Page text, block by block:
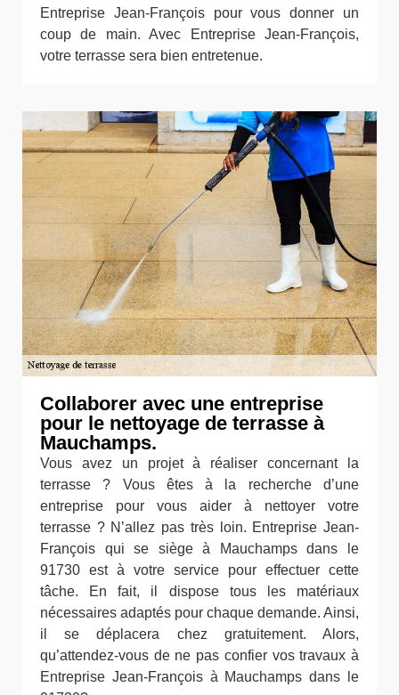
Entreprise Jean-François pour vous donner un
coup de main. Avec Entreprise Jean-François,
votre terrasse sera bien entretenue.
Collaborer avec une entreprise
pour le nettoyage de terrasse à
Mauchamps.
Vous avez un projet à réaliser concernant la
terrasse ? Vous êtes à la recherche d’une
entreprise pour vous aider à nettoyer votre
terrasse ? N’allez pas très loin. Entreprise Jean-
François qui se siège à Mauchamps dans le
91730 est à votre service pour effectuer cette
tâche. En fait, il dispose tous les matériaux
nécessaires adaptés pour chaque demande. Ainsi,
il se déplacera chez gratuitement. Alors,
qu’attendez-vous de ne pas confier vos travaux à
Entreprise Jean-François à Mauchamps dans le